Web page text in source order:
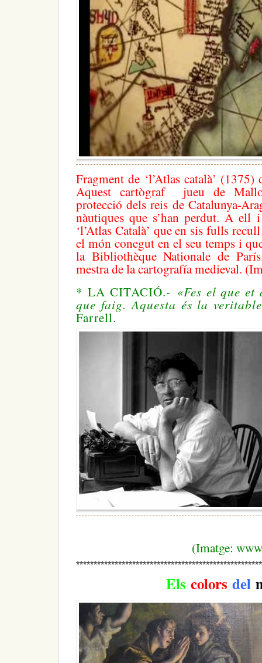
Fragment de ‘l’Atlas català’ (1375)
Aquest cartògraf jueu de
protecció dels reis de Catalunya-
nàutiques que s’han perdut. A ell
‘l’Atlas Català’ que en sis fulls
el món conegut en el seu temps i
la Bibliothèque Nationale de
mestra de la cartografía medieval.
* LA CITACIÓ.- «Fes el que
que faig. Aquesta és la
Farrell.
(Imatge:
Els colors del